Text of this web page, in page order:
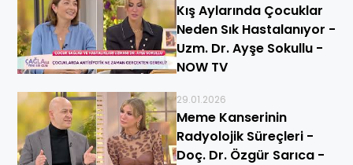
Kış Aylarında Çocuklar
Neden Sık Hastalanıyor -
Uzm. Dr. Ayşe Sokullu -
NOW TV
29.01.2026
Meme Kanserinin
Radyolojik Süreçleri -
Doç. Dr. Özgür Sarıca -